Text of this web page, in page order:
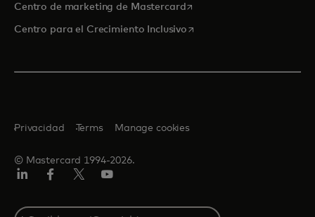
Centro de marketing de Mastercardse abre en una pestaña
Centro para el Crecimiento Inclusivose abre en una pestaña
© Mastercard 1994-2026.
Privacidad Terms Manage cookies
Select